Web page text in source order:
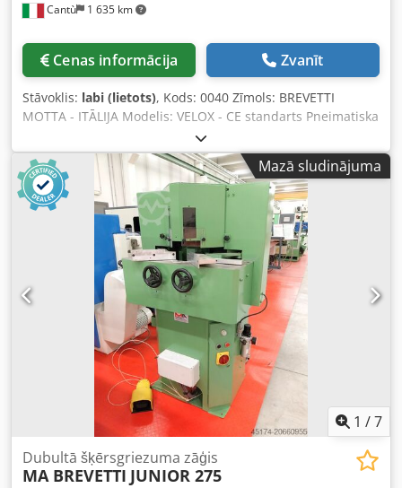
Cantù 1 635 km
Cenas informācija Zvanīt
Stāvoklis: labi (lietots), Kods: 0040 Zīmols: BREVETTI
MOTTA - ITĀLIJA Modelis: VELOX - CE standarts Pneimatiska
savienošanas iekārta koka un MDF rāmjiem, piemērota
mēbeļu, durvju, logu un dažādu izstrādājumu ražošanai –
atbilst CE standartam. Tehniskie dati: Savienošanas bloks:
NR Apstrādājamā stieņa izmēri: Maks. platums 120 mm –
maks. augstums 70 mm – min. platums 5 mm – min.
augstums 5 mm Codpfx Asv Am Ibomreha Iespējamā
ražība stundā: 150/200 gatavi rāmji Saspiestais gaiss: 6 bar
Kopējie izmēri: 500 x 680 x 1250 mm (augstums) Svars: 75
kg
Mazā sludinājuma
1 /7
Dubultā šķērsgriezuma zāģis
MA BREVETTI JUNIOR 275